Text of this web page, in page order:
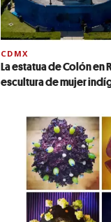
CDMX
La estatua de Colón
escultura de mujer